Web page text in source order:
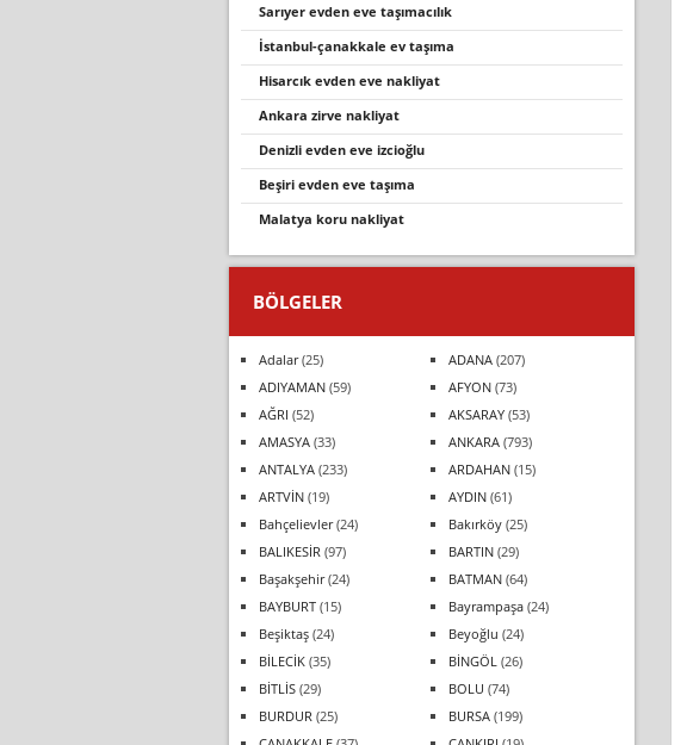
sarıyer evden eve taşımacılık
i̇stanbul-çanakkale ev taşıma
hi̇sarcik evden eve nakli̇yat
ankara zirve nakliyat
denizli evden eve izcioğlu
beşi̇ri̇ evden eve taşima
malatya koru nakliyat
BÖLGELER
Adalar(25) ADANA (207)
ADIYAMAN (59) AFYON (73)
AĞRI (52) AKSARAY (53)
AMASYA (33) ANKARA (793)
ANTALYA (233) ARDAHAN (15)
ARTVİN (19) AYDIN (61)
Bahçelievler(24) Bakırköy (25)
BALIKESİR (97) BARTIN (29)
Başakşehir(24) BATMAN (64)
BAYBURT (15) Bayrampaşa (24)
Beşiktaş (24) Beyoğlu (24)
BİLECİK (35) BİNGÖL (26)
BİTLİS (29) BOLU (74)
BURDUR (25) BURSA (199)